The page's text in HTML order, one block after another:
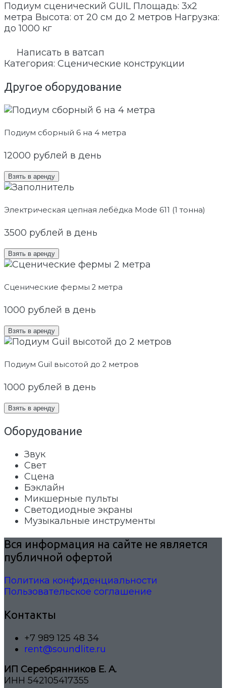
Подиум сценический GUIL Площадь: 3х2
метра Высота: от 20 см до 2 метров Нагрузка:
до 1000 кг
Написать в ватсап
Категория: Сценические конструкции
Другое оборудование
Подиум сборный 6 на 4 метра
12000 рублей в день
Взять в аренду
Электрическая цепная лебёдка Mode 611 (1 тонна)
3500 рублей в день
Взять в аренду
Сценические фермы 2 метра
1000 рублей в день
Взять в аренду
Подиум Guil высотой до 2 метров
1000 рублей в день
Взять в аренду
Оборудование
Звук
Свет
Сцена
Бэклайн
Микшерные пульты
Светодиодные экраны
Музыкальные инструменты
Вся информация на сайте не является
публичной офертой
Политика конфиденциальности
Пользовательское соглашение
Контакты
+7 989 125 48 34
rent@soundlite.ru
ИП Серебрянников Е. А.
ИНН 542105417355